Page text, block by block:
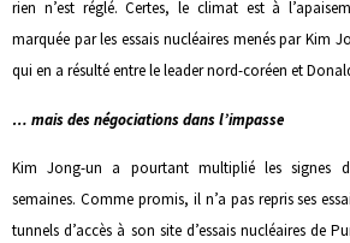
rien n’est réglé. Certes, le climat est à
marquée par les essais nucléaires menés par Kim
qui en a résulté entre le leader nord-coréen et
… mais des négociations dans l’impasse
Kim Jong-un a pourtant multiplié les signes
semaines. Comme promis, il n’a pas repris ses
tunnels d’accès à son site d’essais nucléaires de